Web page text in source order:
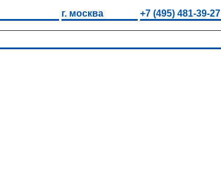
г. москва +7 (495) 481-39-27